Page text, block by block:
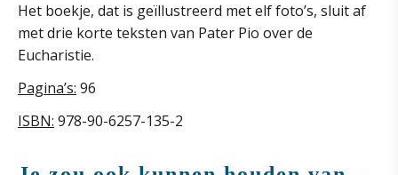
Het boekje, dat is geïllustreerd met elf foto’s, sluit af
met drie korte teksten van Pater Pio over de
Eucharistie.
Pagina’s: 96
ISBN: 978-90-6257-135-2